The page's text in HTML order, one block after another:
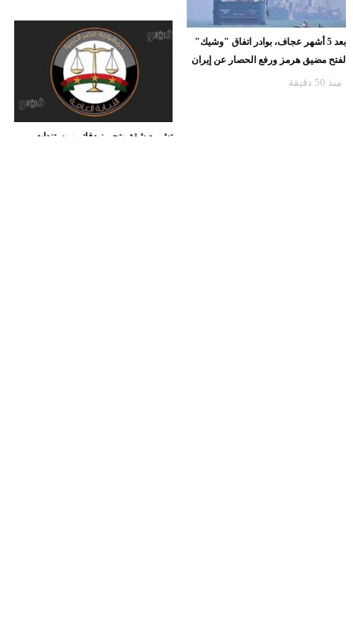
بعد 5 أشهر عجاف، بوادر اتفاق "وشيك"
لفتح مضيق هرمز ورفع الحصار عن إيران
منذ 50 دقيقة
تشميع شقة وتحريز دفاتر ومستندات،